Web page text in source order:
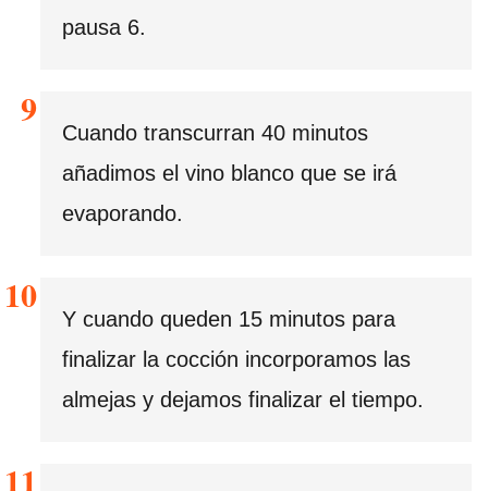
pausa 6.
Cuando transcurran 40 minutos
añadimos el vino blanco que se irá
evaporando.
Y cuando queden 15 minutos para
finalizar la cocción incorporamos las
almejas y dejamos finalizar el tiempo.